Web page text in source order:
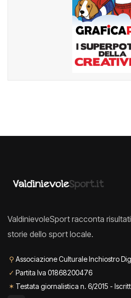
ValdinievoleSport racconta
storie dello sport locale.
⚲ Associazione Culturale Inchiostro
✓ Partita Iva 01868200476
✶ Testata giornalistica n. 6/2015 -